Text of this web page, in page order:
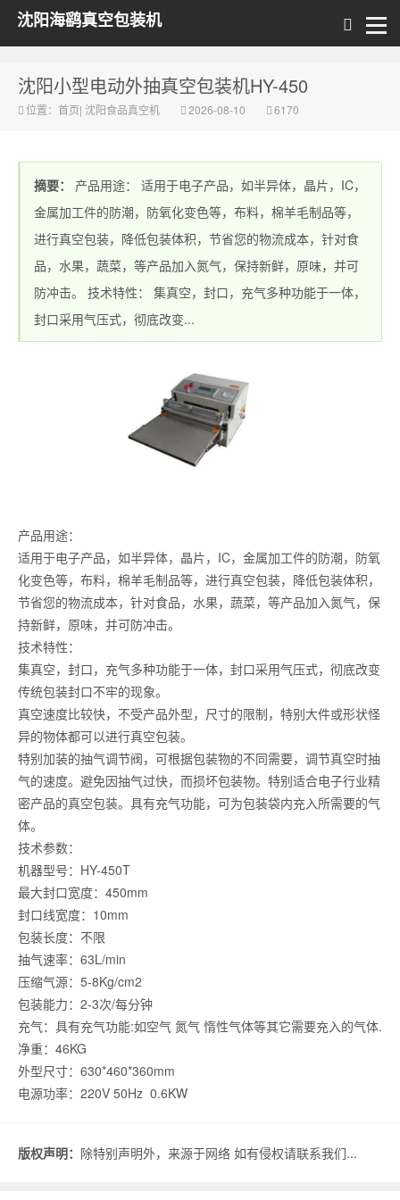
沈阳海鹞真空包装机
沈阳小型电动外抽真空包装机HY-450
位置： 首页| 沈阳食品真空机 2026-08-10 6170
摘要：
产品用途： 适用于电子产品，如半异体，晶片，IC，
金属加工件的防潮，防氧化变色等，布料，棉羊毛制品等，
进行真空包装，降低包装体积，节省您的物流成本，针对食
品，水果，蔬菜，等产品加入氮气，保持新鲜，原味，并可
防冲击。 技术特性： 集真空，封口，充气多种功能于一体，
封口采用气压式，彻底改变...
产品用途：
适用于电子产品，如半异体，晶片，IC，金属加工件的防潮，防氧
化变色等，布料，棉羊毛制品等，进行真空包装，降低包装体积，
节省您的物流成本，针对食品，水果，蔬菜，等产品加入氮气，保
持新鲜，原味，并可防冲击。
技术特性：
集真空，封口，充气多种功能于一体，封口采用气压式，彻底改变
传统包装封口不牢的现象。
真空速度比较快，不受产品外型，尺寸的限制，特别大件或形状怪
异的物体都可以进行真空包装。
特别加装的抽气调节阀，可根据包装物的不同需要，调节真空时抽
气的速度。避免因抽气过快，而损坏包装物。特别适合电子行业精
密产品的真空包装。具有充气功能，可为包装袋内充入所需要的气
体。
技术参数：
机器型号：HY-450T
最大封口宽度：450mm
封口线宽度：10mm
包装长度：不限
抽气速率：63L/min
压缩气源：5-8Kg/cm2
包装能力：2-3次/每分钟
充气：具有充气功能:如空气 氮气 惰性气体等其它需要充入的气体.
净重：46KG
外型尺寸：630*460*360mm
电源功率：220V 50Hz 0.6KW
版权声明： 除特别声明外，来源于网络 如有侵权请联系我们...